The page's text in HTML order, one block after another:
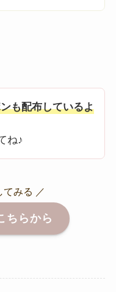
も配布しているよ
ね♪
てみる ／
ちらから